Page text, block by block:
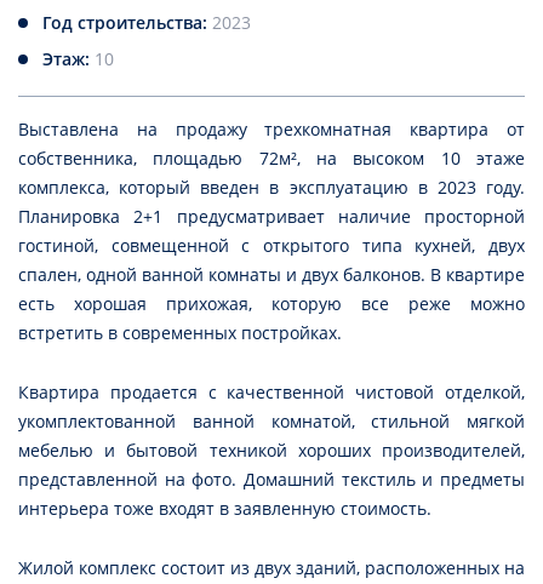
Год строительства: 2023
Этаж: 10
Выставлена на продажу трехкомнатная квартира от
собственника, площадью 72м², на высоком 10 этаже
комплекса, который введен в эксплуатацию в 2023 году.
Планировка 2+1 предусматривает наличие просторной
гостиной, совмещенной с открытого типа кухней, двух
спален, одной ванной комнаты и двух балконов. В квартире
есть хорошая прихожая, которую все реже можно
встретить в современных постройках.
Квартира продается с качественной чистовой отделкой,
укомплектованной ванной комнатой, стильной мягкой
мебелью и бытовой техникой хороших производителей,
представленной на фото. Домашний текстиль и предметы
интерьера тоже входят в заявленную стоимость.
Жилой комплекс состоит из двух зданий, расположенных на